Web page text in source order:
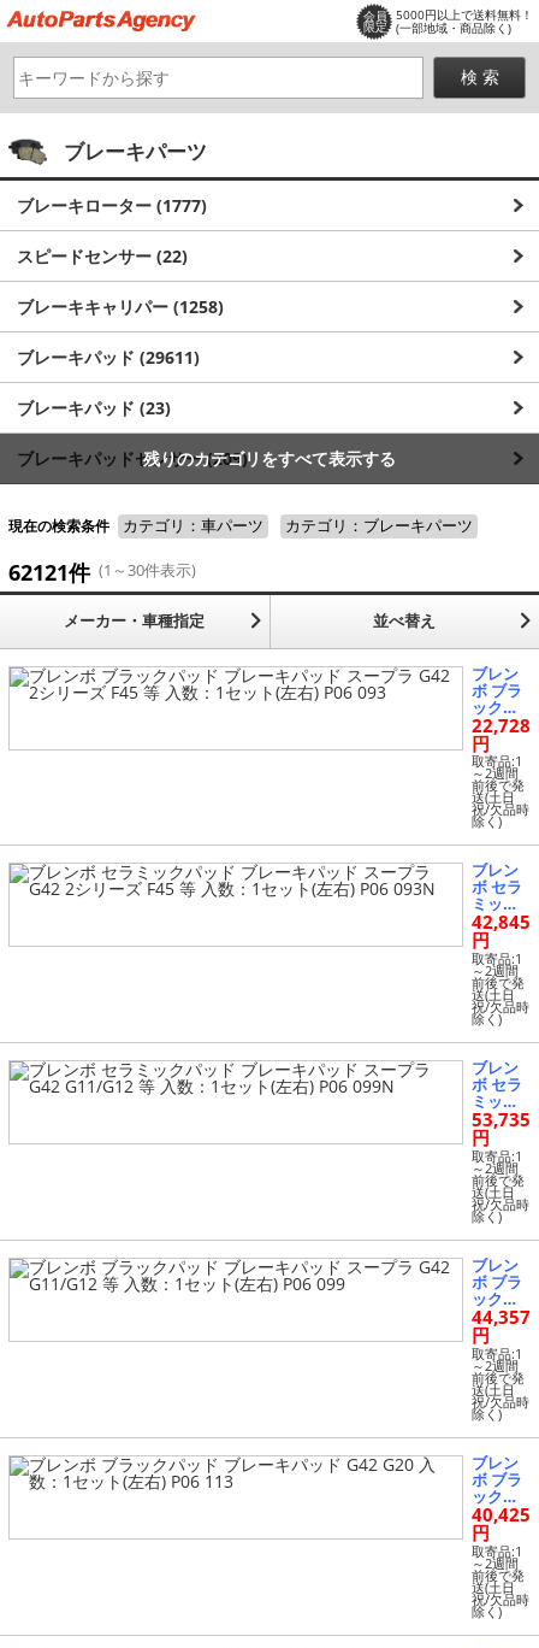
会員
限定
5000円以上で送料無料！
(一部地域・商品除く)
ブレーキパーツ
ブレーキローター (1777)
スピードセンサー (22)
ブレーキキャリパー (1258)
ブレーキパッド (29611)
ブレーキパッド (23)
ブレーキパッドセンサー (209)
ブレーキローター (12368)
その他 (13197)
残りのカテゴリをすべて表示する
現在の検索条件 カテゴリ：車パーツ カテゴリ：ブレーキパーツ
62121件 (1～30件表示)
メーカー・車種指定 並べ替え
ブレン
ボ ブラ
ックパ
ッド ブ
レーキ
パッド
スープ
ラ G42 2
シリー
ズ F45
等 入
数：1セ
ット(左
右) P06
093
22,728
円
取寄品:1
～2週間
前後で発
送(土日
祝/欠品時
除く)
ブレン
ボ セラ
ミック
パッド
ブレー
キパッ
ド スー
プラ G4
2 2シリ
ーズ F4
5 等 入
数：1セ
ット(左
右) P06
093N
42,845
円
取寄品:1
～2週間
前後で発
送(土日
祝/欠品時
除く)
ブレン
ボ セラ
ミック
パッド
ブレー
キパッ
ド スー
プラ G4
2 G11/G
12 等 入
数：1セ
ット(左
右) P06
099N
53,735
円
取寄品:1
～2週間
前後で発
送(土日
祝/欠品時
除く)
ブレン
ボ ブラ
ックパ
ッド ブ
レーキ
パッド
スープ
ラ G42
G11/G1
2 等 入
数：1セ
ット(左
右) P06
099
44,357
円
取寄品:1
～2週間
前後で発
送(土日
祝/欠品時
除く)
ブレン
ボ ブラ
ックパ
ッド ブ
レーキ
パッド
G42 G20
入数：1
セット
(左右) P
06 113
40,425
円
取寄品:1
～2週間
前後で発
送(土日
祝/欠品時
除く)